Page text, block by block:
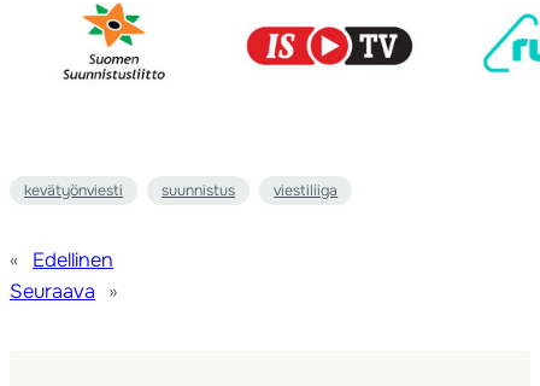
kevätyönviesti suunnistus viestiliiga
«
Edellinen
Seuraava
»